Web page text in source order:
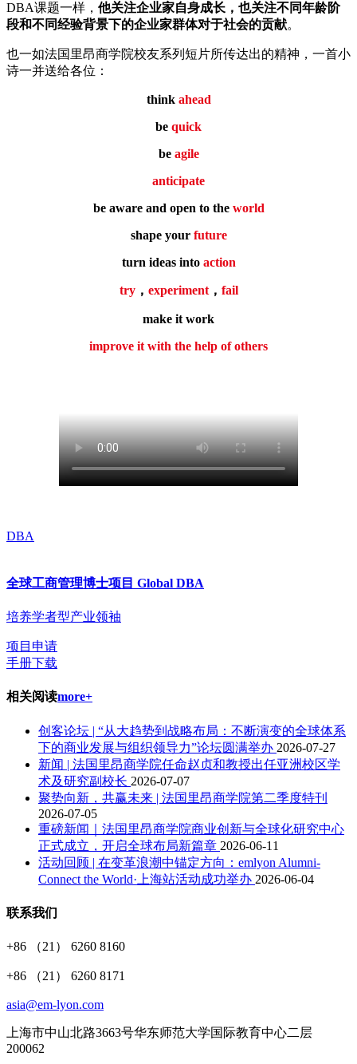
DBA课题一样， 他关注企业家自身成长，也关注不同年龄阶
段和不同经验背景下的企业家群体对于社会的贡献。
也一如法国里昂商学院校友系列短片所传达出的精神，一首小
诗一并送给各位：
think ahead
be quick
be agile
anticipate
be aware and open to the world
shape your future
turn ideas into action
try， experiment， fail
make it work
improve it with the help of others
DBA
全球工商管理博士项目 Global DBA
培养学者型产业领袖
项目申请
手册下载
相关阅读more+
创客论坛 | “从大趋势到战略布局：不断演变的全球体系
下的商业发展与组织领导力”论坛圆满举办 2026-07-27
新闻 | 法国里昂商学院任命赵贞和教授出任亚洲校区学
术及研究副校长 2026-07-07
聚势向新，共赢未来 | 法国里昂商学院第二季度特刊
2026-07-05
重磅新闻｜法国里昂商学院商业创新与全球化研究中心
正式成立，开启全球布局新篇章 2026-06-11
活动回顾 | 在变革浪潮中锚定方向：emlyon Alumni-
Connect the World·上海站活动成功举办 2026-06-04
联系我们
+86 （21） 6260 8160
+86 （21） 6260 8171
asia@em-lyon.com
上海市中山北路3663号华东师范大学国际教育中心二层
200062